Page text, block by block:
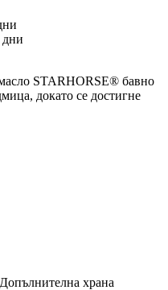
дни
STARHORSE® бавно
докато се достигне
храна